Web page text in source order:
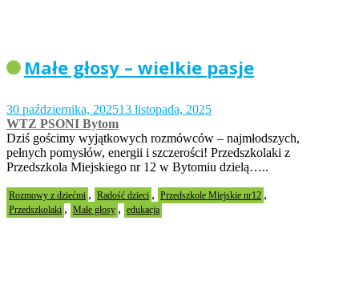
Małe głosy – wielkie pasje
30 października, 202513 listopada, 2025
WTZ PSONI Bytom
Dziś gościmy wyjątkowych rozmówców – najmłodszych,
pełnych pomysłów, energii i szczerości! Przedszkolaki z
Przedszkola Miejskiego nr 12 w Bytomiu dzielą…..
Rozmowy z dziećmi , Radość dzieci , Przedszkole Miejskie nr12 ,
Przedszkolaki , Małe głosy , edukacja